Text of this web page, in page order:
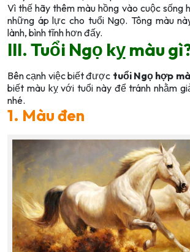
Vì thế hãy thêm màu hồng vào cuộc sống
những áp lực cho tuổi Ngọ. Tông màu
lành, bình tĩnh hơn đấy.
III. Tuổi Ngọ kỵ màu
Bên cạnh việc biết được tuổi Ngọ hợp
biết màu kỵ với tuổi này để tránh nhằm
nhé.
1. Màu đen